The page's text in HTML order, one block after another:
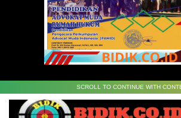
SCROLL TO CONTINUE WITH